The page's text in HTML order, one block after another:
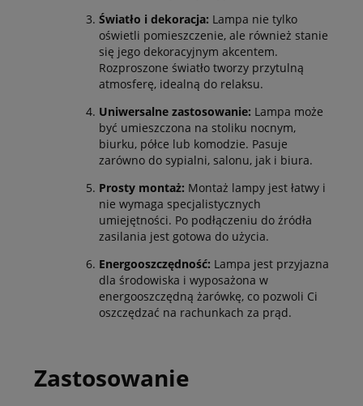
Światło i dekoracja: Lampa nie tylko
oświetli pomieszczenie, ale również stanie
się jego dekoracyjnym akcentem.
Rozproszone światło tworzy przytulną
atmosferę, idealną do relaksu.
Uniwersalne zastosowanie: Lampa może
być umieszczona na stoliku nocnym,
biurku, półce lub komodzie. Pasuje
zarówno do sypialni, salonu, jak i biura.
Prosty montaż: Montaż lampy jest łatwy i
nie wymaga specjalistycznych
umiejętności. Po podłączeniu do źródła
zasilania jest gotowa do użycia.
Energooszczędność: Lampa jest przyjazna
dla środowiska i wyposażona w
energooszczędną żarówkę, co pozwoli Ci
oszczędzać na rachunkach za prąd.
Zastosowanie